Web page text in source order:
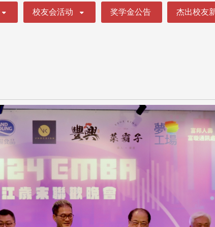
校友会活动 奖学金公告 杰出校友